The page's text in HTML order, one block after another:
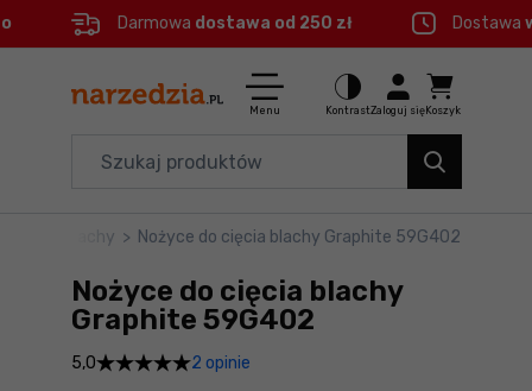
Menu główne
Informacje o produkcie
Do koszyka
Szczegółowe informacje
Stopka
Darmowa dostawa od 250 zł Dostawa
Menu KontrastZaloguj się Koszyk
Elektronarzędzia
Akcesoria
BHP
do blachy > Nożyce do cięcia blachy Graphite 59G402
Nożyce do cięcia blachy
Graphite 59G402
5,0 2 opinie